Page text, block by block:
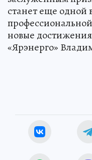
станет еще одной
новые
«Ярэнерго»